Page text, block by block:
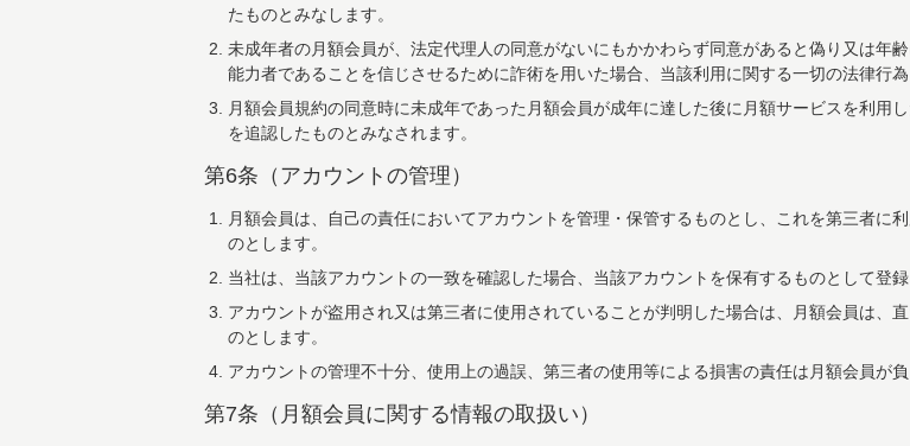
たものとみなします。
未成年者の月額会員が、法定代理人の同意がないにもかかわらず同意があると偽り又は年
能力者であることを信じさせるために詐術を用いた場合、当該利用に関する一切の法律行
月額会員規約の同意時に未成年であった月額会員が成年に達した後に月額サービスを利用
を追認したものとみなされます。
第6条（アカウントの管理）
月額会員は、自己の責任においてアカウントを管理・保管するものとし、これを第三者に
のとします。
当社は、当該アカウントの一致を確認した場合、当該アカウントを保有するものとして登
アカウントが盗用され又は第三者に使用されていることが判明した場合は、月額会員は、
のとします。
アカウントの管理不十分、使用上の過誤、第三者の使用等による損害の責任は月額会員が
第7条（月額会員に関する情報の取扱い）